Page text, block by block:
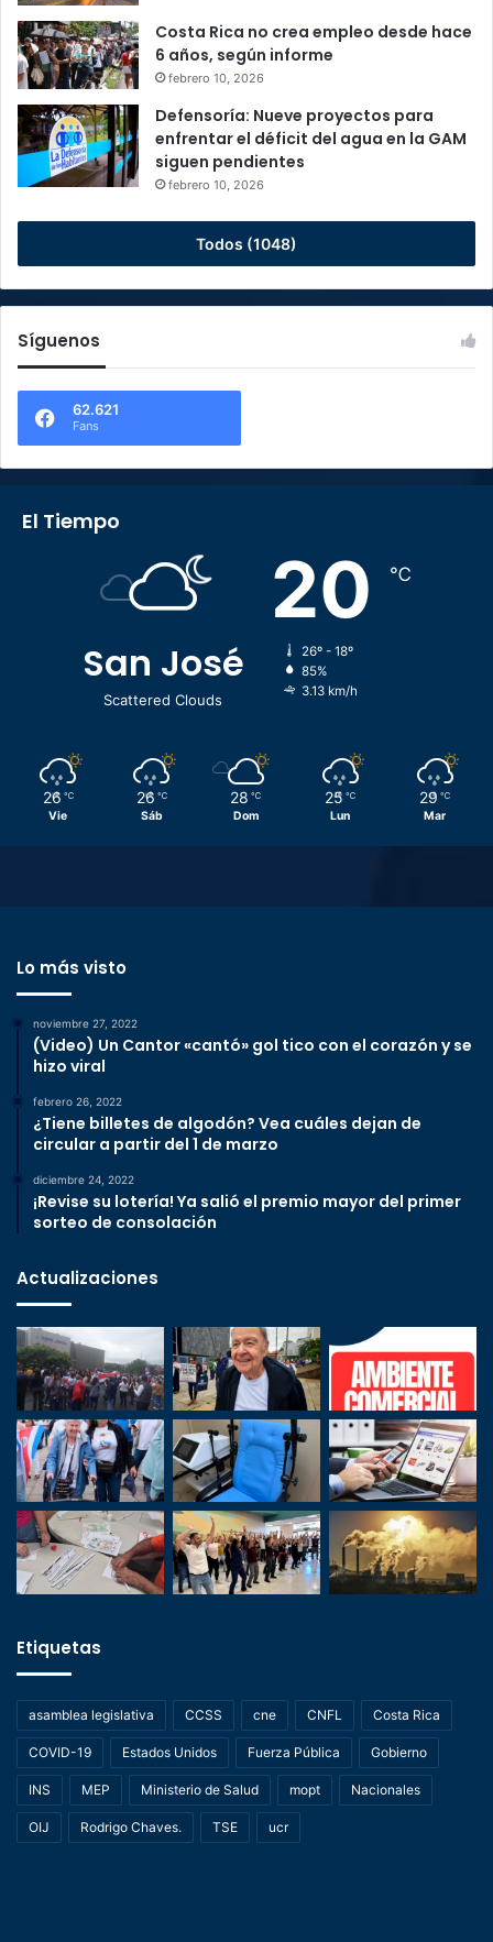
Costa Rica no crea empleo desde hace
6 años, según informe
febrero 10, 2026
Defensoría: Nueve proyectos para
enfrentar el déficit del agua en la GAM
siguen pendientes
febrero 10, 2026
Todos (1048)
Síguenos
62.621
Fans
El Tiempo
San José
Scattered Clouds
20 ℃
26º - 18º
85%
3.13 km/h
26 ℃
Vie
26 ℃
Sáb
28 ℃
Dom
25 ℃
Lun
29 ℃
Mar
Lo más visto
noviembre 27, 2022
(Video) Un Cantor «cantó» gol tico con el corazón y se
hizo viral
febrero 26, 2022
¿Tiene billetes de algodón? Vea cuáles dejan de
circular a partir del 1 de marzo
diciembre 24, 2022
¡Revise su lotería! Ya salió el premio mayor del primer
sorteo de consolación
Actualizaciones
Etiquetas
asamblea legislativa CCSS cne CNFL Costa Rica
COVID-19 Estados Unidos Fuerza Pública Gobierno
INS MEP Ministerio de Salud mopt Nacionales
OIJ Rodrigo Chaves. TSE ucr